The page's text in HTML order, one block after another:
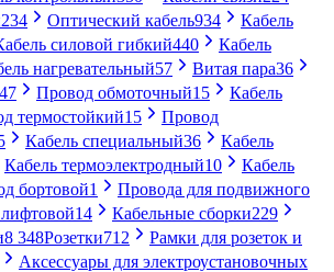
234 Оптический кабель934
Кабель
силовой гибкий440
Кабель
нагревательный57 Витая пара36
Провод обмоточный15
Кабель
термостойкий15
Провод
Кабель специальный36
Кабель
Кабель термоэлектродный10
Кабель
бортовой1
Провода для подвижного
14 Кабельные сборки229
8 348Розетки712
Рамки для розеток и
Аксессуары для электроустановочных